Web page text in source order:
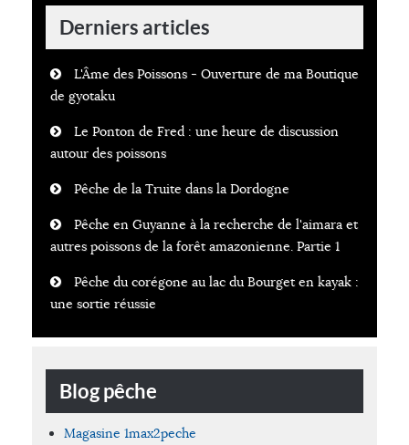
Derniers articles
L'Âme des Poissons - Ouverture de ma Boutique
de gyotaku
Le Ponton de Fred : une heure de discussion
autour des poissons
Pêche de la Truite dans la Dordogne
Pêche en Guyanne à la recherche de l'aimara et
autres poissons de la forêt amazonienne. Partie 1
Pêche du corégone au lac du Bourget en kayak :
une sortie réussie
Blog pêche
Magasine 1max2peche